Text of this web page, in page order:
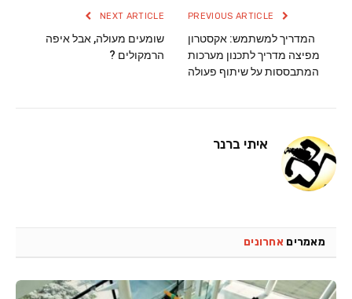
המדריך למשתמש: אקסטרון
מפיצה מדריך לתכנון מערכות
המתבססות על שיתוף פעולה
NEXT ARTICLE
שומעים מעולה, אבל איפה
הרמקולים ?
איתי ברנר
מאמרים אחרונים